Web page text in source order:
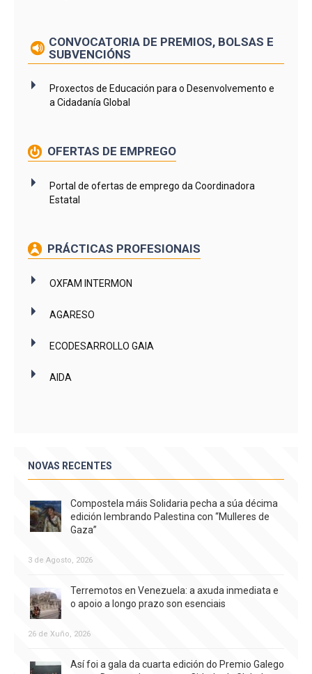
CONVOCATORIA DE PREMIOS, BOLSAS E
SUBVENCIÓNS
Proxectos de Educación para o Desenvolvemento e
a Cidadanía Global
OFERTAS DE EMPREGO
Portal de ofertas de emprego da Coordinadora
Estatal
PRÁCTICAS PROFESIONAIS
OXFAM INTERMON
AGARESO
ECODESARROLLO GAIA
AIDA
NOVAS RECENTES
Compostela máis Solidaria pecha a súa décima
edición lembrando Palestina con “Mulleres de
Gaza”
3 de Agosto, 2026
Terremotos en Venezuela: a axuda inmediata e
o apoio a longo prazo son esenciais
26 de Xuño, 2026
Así foi a gala da cuarta edición do Premio Galego